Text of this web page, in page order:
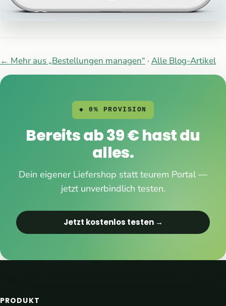
← Mehr aus „Bestellungen managen“ · Alle Blog-Artikel
◆ 0% PROVISION
Bereits ab 39 € hast du
alles.
Dein eigener Liefershop statt teurem Portal —
jetzt unverbindlich testen.
Jetzt kostenlos testen →
PRODUKT